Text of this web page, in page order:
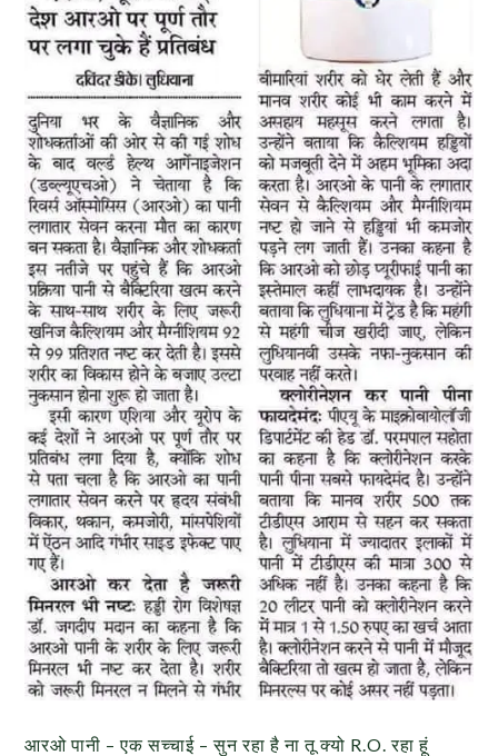
आरओ पानी – एक सच्चाई – सुन रहा है ना तू क्यो R.O. रहा हूं